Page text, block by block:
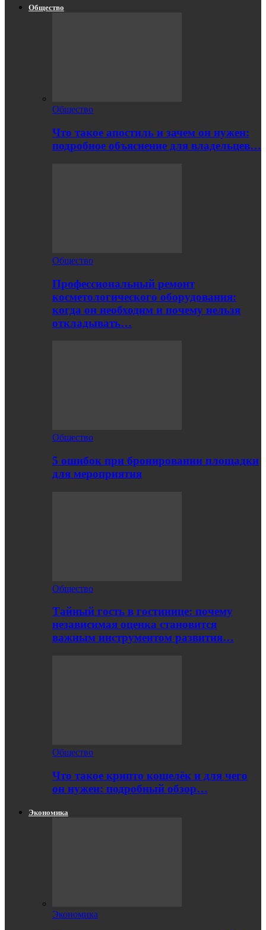
Общество
Общество
Что такое апостиль и зачем он нужен:
подробное объяснение для владельцев…
Общество
Профессиональный ремонт
косметологического оборудования:
когда он необходим и почему нельзя
откладывать…
Общество
5 ошибок при бронировании площадки
для мероприятия
Общество
Тайный гость в гостинице: почему
независимая оценка становится
важным инструментом развития…
Общество
Что такое крипто кошелёк и для чего
он нужен: подробный обзор…
Экономика
Экономика